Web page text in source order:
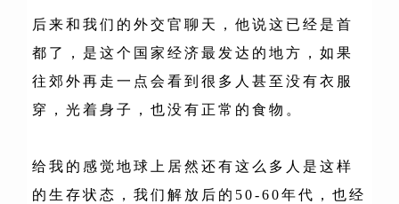
后来和我们的外交官聊天，他说这已经是首
都了，是这个国家经济最发达的地方，如果
往郊外再走一点会看到很多人甚至没有衣服
穿，光着身子，也没有正常的食物。
给我的感觉地球上居然还有这么多人是这样
的生存状态，我们解放后的50-60年代，也经